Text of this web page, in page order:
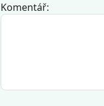
Komentář: